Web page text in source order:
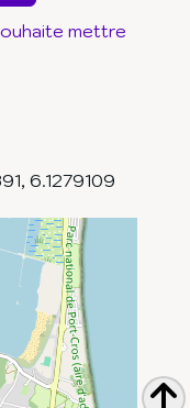
mettre
, 6.1279109